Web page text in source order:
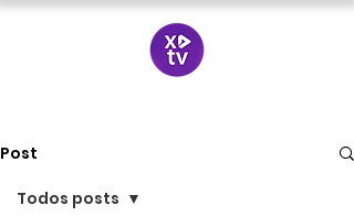
Post
Todos posts